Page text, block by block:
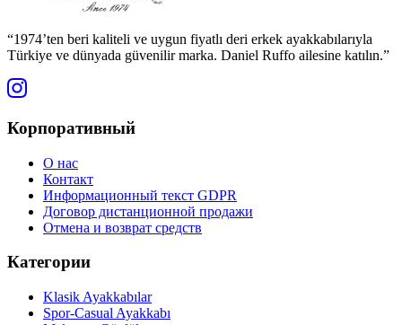
“1974’ten beri kaliteli ve uygun fiyatlı deri erkek ayakkabılarıyla
Türkiye ve dünyada güvenilir marka. Daniel Ruffo ailesine katılın.”
Корпоративный
О нас
Контакт
Информационный текст GDPR
Договор дистанционной продажи
Отмена и возврат средств
Категории
Klasik Ayakkabılar
Spor-Casual Ayakkabı